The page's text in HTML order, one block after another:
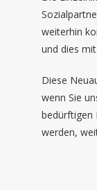
weiterhin
und dies
Diese
wenn Sie
bedürftigen
werden,